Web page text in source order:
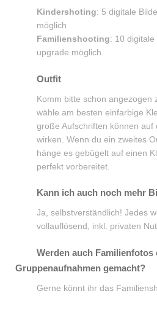
Kindershoting: 5 digitale
möglich
Familienshooting: 10
upgrade möglich
Outfit
Komm bitte schon angezogen
wähle am besten einfarbige
große Aufschriften können auf
wirken. Wenn du ein zweites
hänge es gebügelt auf einen
perfekt vorbereitet.
Kann ich auch noch mehr
Ja, selbstverständlich! Jedes
vollauflösend, inkl. privaten
Werden auch Familienfotos
Gruppenaufnahmen gemacht?
Gerne könnt ihr das